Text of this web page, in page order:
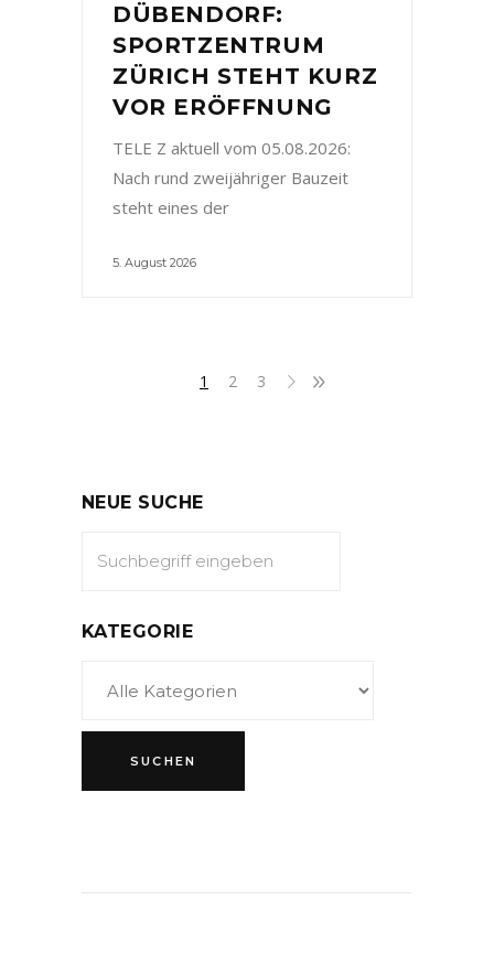
DÜBENDORF:
SPORTZENTRUM
ZÜRICH STEHT KURZ
VOR ERÖFFNUNG
TELE Z aktuell vom 05.08.2026:
Nach rund zweijähriger Bauzeit
steht eines der
5. August 2026
1 2 3
NEUE SUCHE
KATEGORIE